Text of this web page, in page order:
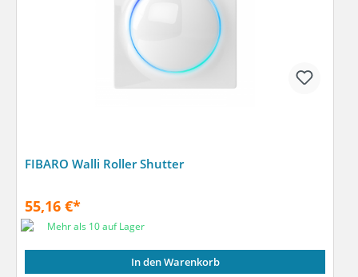
FIBARO Walli Roller Shutter
55,16 €*
Mehr als 10 auf Lager
In den Warenkorb